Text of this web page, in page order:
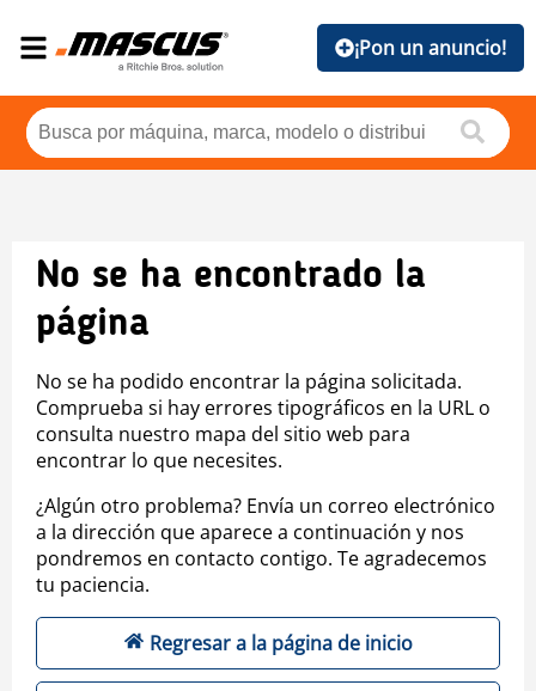
¡Pon un anuncio!
No se ha encontrado la
página
No se ha podido encontrar la página solicitada.
Comprueba si hay errores tipográficos en la URL o
consulta nuestro mapa del sitio web para
encontrar lo que necesites.
¿Algún otro problema? Envía un correo electrónico
a la dirección que aparece a continuación y nos
pondremos en contacto contigo. Te agradecemos
tu paciencia.
Regresar a la página de inicio